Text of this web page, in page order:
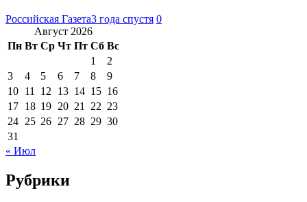
Российская Газета3 года спустя 0
Август 2026
Пн Вт Ср Чт Пт Сб Вс
1
2
3
4 5 6 7 8
9
10 11 12 13 14 15 16
17 18 19 20 21 22 23
24 25 26 27 28 29 30
31
« Июл
Рубрики